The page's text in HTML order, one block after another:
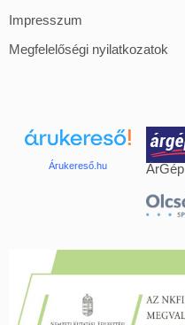
Impresszum
Megfelelőségi nyilatkozatok
Árukereső.hu ÁrGép